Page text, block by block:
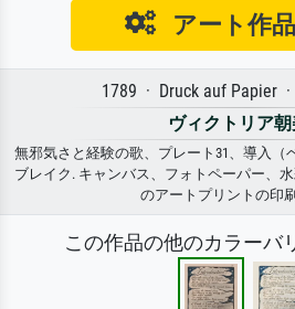
アート作
1789 · Druck auf Papier
ヴィクトリア
無邪気さと経験の歌、プレート31、導入（
ブレイク. キャンバス、フォトペーパー、
のアートプリントの印
この作品の他のカラーバ